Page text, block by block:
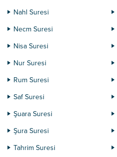
Nahl Suresi
Necm Suresi
Nisa Suresi
Nur Suresi
Rum Suresi
Saf Suresi
Şuara Suresi
Şura Suresi
Tahrim Suresi